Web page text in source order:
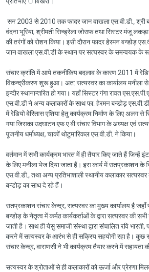
सन 2003 से 2010 तक फादर जान वाखला एस.वी.डी., श्री
वंदना भूरिया, श्रीमती सिन्ड्रेला जोसफ तथा सिस्टर मंजू
की तरंगों को रोशन किया। इसी दौरान फादर हेरमन बन्डोड़
जान वाखला एस.वी.डी के स्थान पर सत्यस्वर के समन्वयक के
संचार क्रांति में आये तकनीकिय बदलाव के कारण 2011 में
विकन्द्रीकरण शुरू हुआ। अत: सत्यस्वर का कार्यालय मनीला
इन्दौर स्थानान्तरित हो गया। यहाँ सिस्टर गंगा रावत
एस.वी.डी ने अन्य कलाकारों के साथ फा. हेरमन बन्डोड़
में रेडियो वेरितास एशिया हेतु कार्यक्रम निर्माण के लिए अलग से
गया जिसका उदघाटन एफ.ए.बी.संचार विभाग के अध्यक्ष एवं
पूजनीय धर्माध्यक्ष, चाकों थोटुमारिकल एस.वी.डी. ने किया।
वर्तमान में सभी कार्यक्रम भारत में ही तैयार किए जाते हैं जिन्हें
के लिए मनीला भेज दिया जाता हैं। इस कार्य में सतप्रकाशन के
एस.वी.डी., तथा अन्य प्रतिभाशाली स्थानीय कलाकार
बन्डोड़ का साथ दे रहे हैं।
सतप्रकाशन संचार केन्द्र, सत्यस्वर का मुख्य कार्यालय है
बन्डोड़ के नेतृत्व में कर्मठ कार्यकर्ताओं के द्वारा सत्यस्वर की सभी
जाती है। साथ ही येसु समाजी संस्था द्वारा संचालित रवि भारती,
करने में सत्यस्वर के आरंभ से ही सक्रिय सहयोगी रहा है। कुछ
संचार केन्द्र, वाराणसी ने भी कार्यक्रम तैयार करने में सहायता
सत्यस्वर के श्रोताओं से ही कलाकारों को ऊर्जा और प्रेरणा